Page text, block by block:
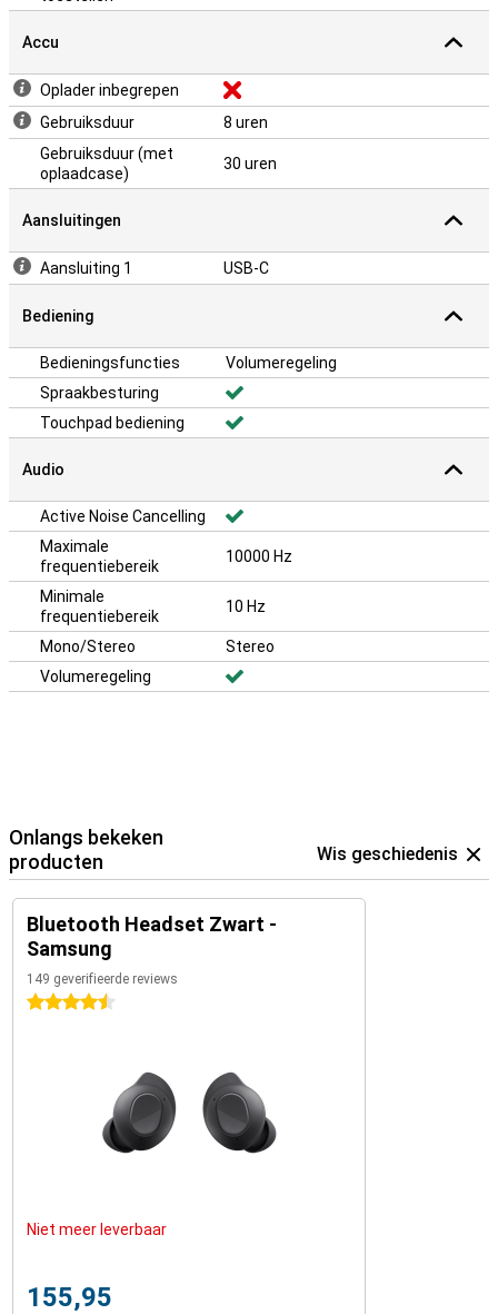
Accu
Oplader inbegrepen
Gebruiksduur
8 uren
Gebruiksduur (met
oplaadcase)
30 uren
Aansluitingen
Aansluiting 1 USB-C
Bediening
Bedieningsfuncties
Volumeregeling
Spraakbesturing
Touchpad bediening
Audio
Active Noise Cancelling
Maximale
frequentiebereik
10000 Hz
Minimale
frequentiebereik
10 Hz
Mono/Stereo
Stereo
Volumeregeling
Onlangs bekeken
producten
Wis geschiedenis
Bluetooth Headset Zwart -
Samsung
149 geverifieerde reviews
4.5 sterren
Niet meer leverbaar
155,95